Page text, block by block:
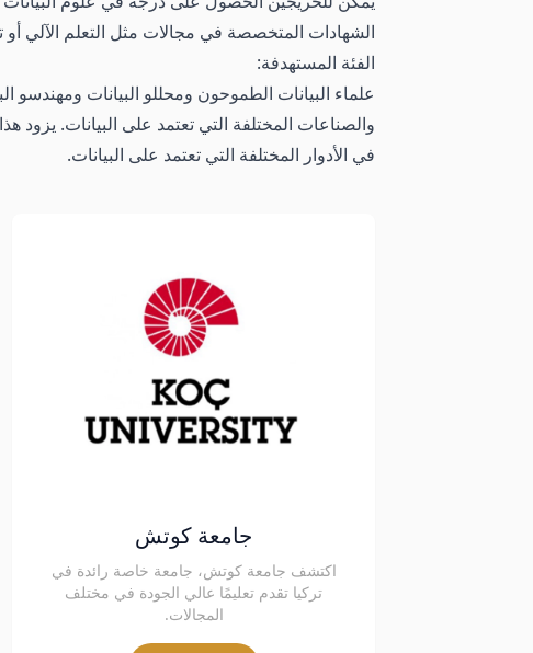
الشهادات المتخصصة في مجالات مثل التعلم الآلي أو
الفئة المستهدفة:
علماء البيانات الطموحون ومحللو البيانات ومهندسو
والصناعات المختلفة التي تعتمد على البيانات. يزود
في الأدوار المختلفة التي تعتمد على البيانات.
جامعة كوتش
اكتشف جامعة كوتش، جامعة خاصة رائدة في
تركيا تقدم تعليمًا عالي الجودة في مختلف
المجالات.